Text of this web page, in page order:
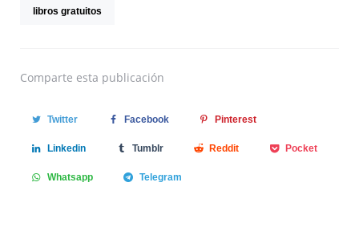
libros gratuitos
Comparte esta publicación
Twitter Facebook Pinterest
Linkedin Tumblr Reddit Pocket
Whatsapp Telegram